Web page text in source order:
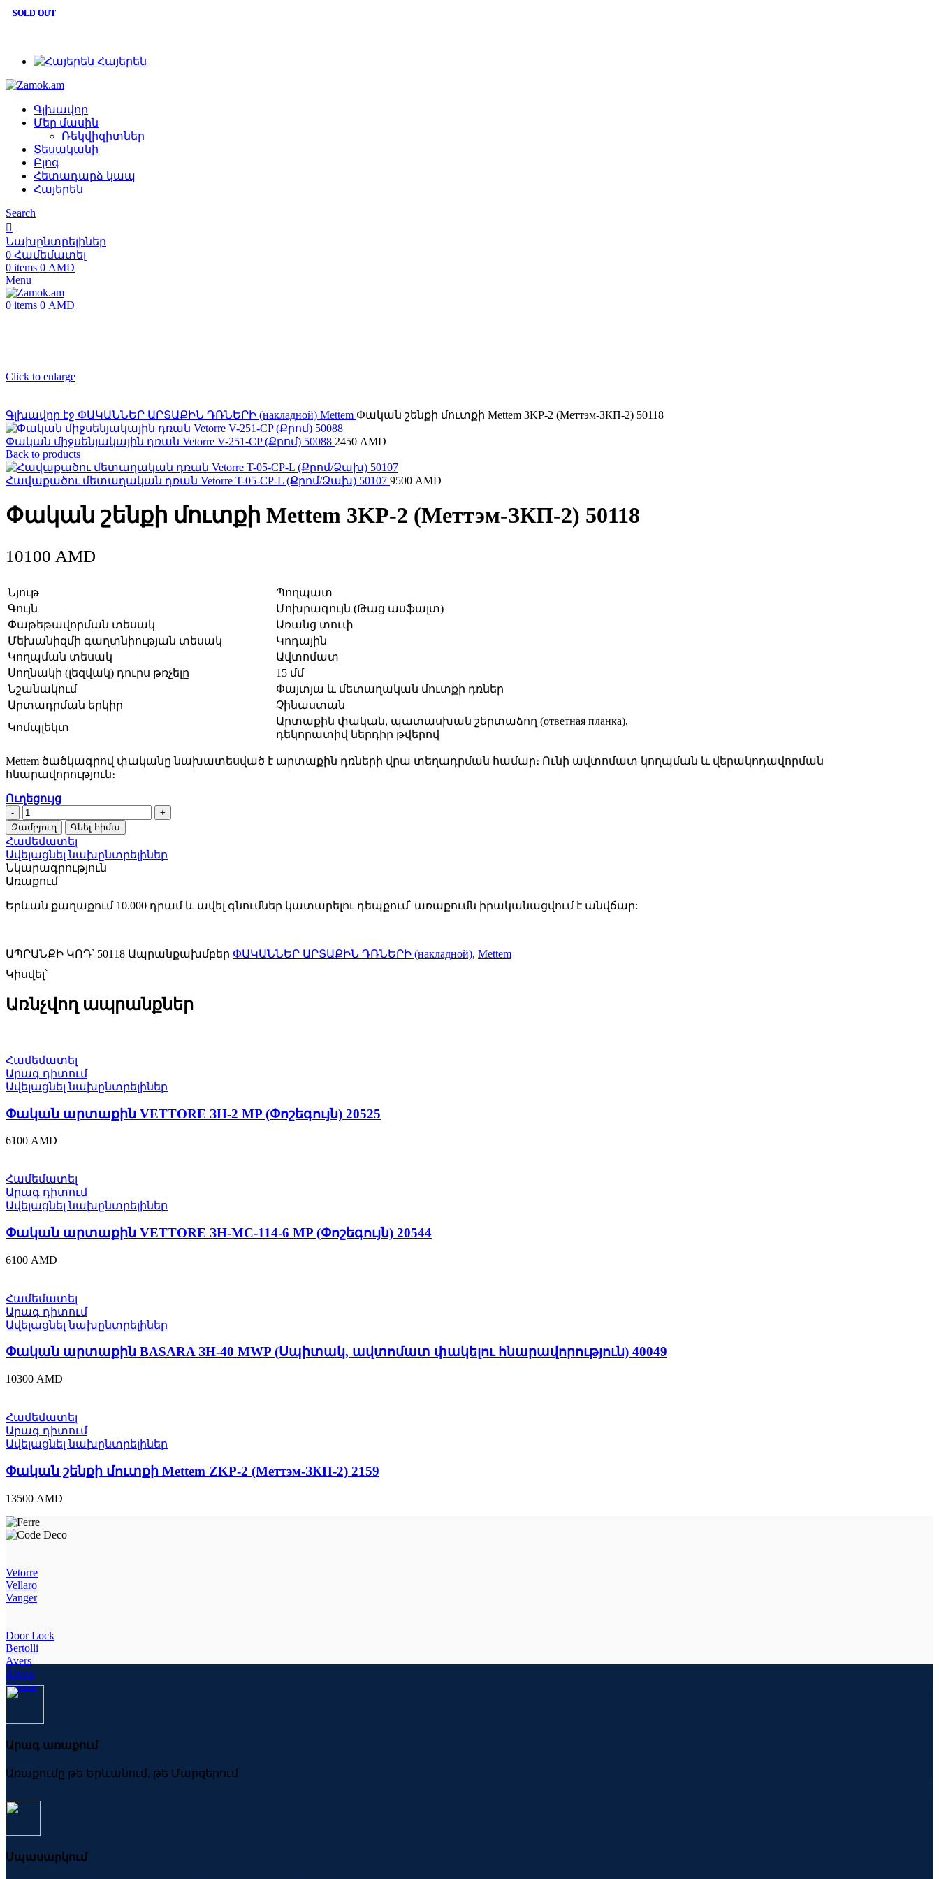
+374 91 28 61 86
Հայերեն
Գլխավոր
Մեր մասին
Ռեկվիզիտներ
Տեսականի
Բլոգ
Հետադարձ կապ
Հայերեն
Search
Նախընտրելիներ
0 Համեմատել
0 items 0 AMD
Menu
0 items 0 AMD
Click to enlarge
Գլխավոր էջ ՓԱԿԱՆՆԵՐ ԱՐՏԱՔԻՆ ԴՌՆԵՐԻ (накладной) Mettem Փական շենքի մուտքի Mettem 3KP-2 (Меттэм-ЗКП-2) 50118
Փական միջսենյակային դռան Vetorre V-251-CP (Քրոմ) 50088 2450 AMD
Back to products
Հավաքածու մետաղական դռան Vetorre T-05-CP-L (Քրոմ/Ձախ) 50107 9500 AMD
Փական շենքի մուտքի Mettem 3KP-2 (Меттэм-ЗКП-2) 50118
10100 AMD
Նյութ
Պողպատ
Գույն
Մոխրագույն (Թաց ասֆալտ)
Փաթեթավորման տեսակ
Առանց տուփ
Մեխանիզմի գաղտնիության տեսակ
Կոդային
Կողպման տեսակ
Ավտոմատ
Սողնակի (լեզվակ) դուրս թռչելը
15 մմ
Նշանակում
Փայտյա և մետաղական մուտքի դռներ
Արտադրման երկիր
Չինաստան
Կոմպլեկտ
Արտաքին փական, պատասխան շերտաձող (ответная планка),
դեկորատիվ ներդիր թվերով
Mettem ծածկագրով փականը նախատեսված է արտաքին դռների վրա տեղադրման համար։ Ունի ավտոմատ կողպման և վերակոդավորման
հնարավորություն։
Ուղեցույց
Փական
շենքի
մուտքի
Mettem
3KP-
2
(Меттэм-
ЗКП-2)
50118
Զամբյուղ Գնել հիմա
Համեմատել
Ավելացնել նախընտրելիներ
Նկարագրություն
Առաքում
Երևան քաղաքում 10.000 դրամ և ավել գնումներ կատարելու դեպքում՝ առաքումն իրականացվում է անվճար:
ԱՊՐԱՆՔԻ ԿՈԴ՝ 50118 Ապրանքախմբեր ՓԱԿԱՆՆԵՐ ԱՐՏԱՔԻՆ ԴՌՆԵՐԻ (накладной), Mettem
Կիսվել՝
Առնչվող ապրանքներ
SOLD OUT
Համեմատել
Արագ դիտում
Ավելացնել նախընտրելիներ
Փական արտաքին VETTORE ЗН-2 MP (Փոշեգույն) 20525
6100 AMD
SOLD OUT
Համեմատել
Արագ դիտում
Ավելացնել նախընտրելիներ
Փական արտաքին VETTORE ЗН-МС-114-6 MP (Փոշեգույն) 20544
6100 AMD
Համեմատել
Արագ դիտում
Ավելացնել նախընտրելիներ
Փական արտաքին BASARA ЗН-40 MWP (Սպիտակ, ավտոմատ փակելու հնարավորություն) 40049
10300 AMD
Համեմատել
Արագ դիտում
Ավելացնել նախընտրելիներ
Փական շենքի մուտքի Mettem ZKP-2 (Меттэм-ЗКП-2) 2159
13500 AMD
Vetorre
Vellaro
Vanger
Door Lock
Bertolli
Avers
Abriss
Abasin
Արագ առաքում
Առաքումը թե Երևանում, թե Մարզերում
Սպասարկում